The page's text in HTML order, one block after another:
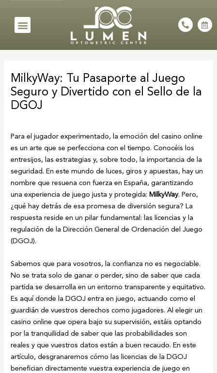
content
Menu
P
h
e
C
a
n
MilkyWay: Tu Pasaporte al Juego
Seguro y Divertido con el Sello de la
DGOJ
Para el jugador experimentado, la emoción del casino online
es un arte que se perfecciona con el tiempo. Conocéis los
entresijos, las estrategias y, sobre todo, la importancia de la
seguridad. En este mundo de luces, giros y apuestas, hay un
nombre que resuena con fuerza en España, garantizando
una experiencia de juego justa y protegida:MilkyWay. Pero,
¿qué hay detrás de esa promesa de diversión segura? La
respuesta reside en un pilar fundamental: las licencias y la
regulación de la Dirección General de Ordenación del Juego
(DGOJ).
Sabemos que para vosotros, la confianza no es negociable.
No se trata solo de ganar o perder, sino de saber que cada
partida se desarrolla en un entorno transparente y equitativo.
Es aquí donde la DGOJ entra en juego, actuando como el
guardián de vuestros derechos como jugadores. Al elegir un
casino online que opera bajo su supervisión, estáis optando
por la tranquilidad de saber que las probabilidades son
reales y que vuestros datos están a buen recaudo. En este
artículo, desgranaremos cómo las licencias de la DGOJ
benefician directamente vuestra experiencia de juego en